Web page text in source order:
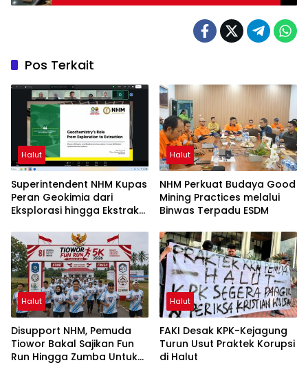
Pos Terkait
Halut
Superintendent NHM Kupas
Peran Geokimia dari
Eksplorasi hingga Ekstraksi
UNG
Halut
NHM Perkuat Budaya Good
Mining Practices melalui
Binwas Terpadu ESDM
Halut
Disupport NHM, Pemuda
Tiowor Bakal Sajikan Fun
Run Hingga Zumba Untuk
Halut
FAKI Desak KPK-Kejagung
Turun Usut Praktek Korupsi
di Halut